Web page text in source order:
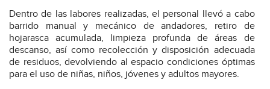
Dentro de las labores realizadas, el personal llevó a cabo
barrido manual y mecánico de andadores, retiro de
hojarasca acumulada, limpieza profunda de áreas de
descanso, así como recolección y disposición adecuada
de residuos, devolviendo al espacio condiciones óptimas
para el uso de niñas, niños, jóvenes y adultos mayores.